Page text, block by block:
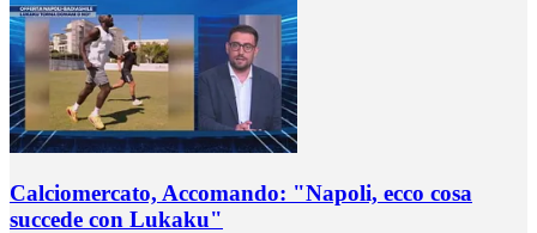
Calciomercato, Accomando: "Napoli, ecco cosa
succede con Lukaku"